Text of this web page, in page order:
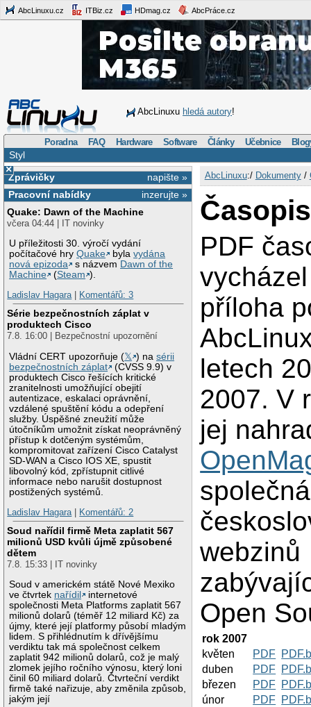
AbcLinuxu.cz ITBiz.cz HDmag.cz AbcPráce.cz
AbcLinuxu hledá autory!
Poradna FAQ Hardware Software Články Učebnice
Styl
×
napište »
Zprávičky
inzerujte »
Pracovní nabídky
Quake: Dawn of the Machine
včera 04:44 | IT novinky
U příležitosti 30. výročí vydání
počítačové hryQuake bylavydána
nová epizoda
s názvem Dawn of the
Machine
(Steam ).
Ladislav Hagara| Komentářů: 3
Série bezpečnostních záplat v
produktech Cisco
7.8. 16:00 | Bezpečnostní upozornění
Vládní CERT upozorňuje (𝕏 ) nasérii
bezpečnostních záplat
(CVSS 9.9) v
produktech Cisco řešících kritické
zranitelnosti umožňující obejití
autentizace, eskalaci oprávnění,
vzdálené spuštění kódu a odepření
služby. Úspěšné zneužití může
útočníkům umožnit získat neoprávněný
přístup k dotčeným systémům,
kompromitovat zařízení Cisco Catalyst
SD-WAN a Cisco IOS XE, spustit
libovolný kód, zpřístupnit citlivé
informace nebo narušit dostupnost
postižených systémů.
Ladislav Hagara| Komentářů: 2
Soud nařídil firmě Meta zaplatit 567
milionů USD kvůli újmě způsobené
dětem
7.8. 15:33 | IT novinky
Soud v americkém státě Nové Mexiko
ve čtvrtek nařídil
internetové
společnosti Meta Platforms zaplatit 567
milionů dolarů (téměř 12 miliard Kč) za
újmy, které její platformy působí mladým
lidem. S přihlédnutím k dřívějšímu
verdiktu tak má společnost celkem
zaplatit 942 milionů dolarů, což je malý
zlomek jejího ročního výnosu, který loni
činil 60 miliard dolarů. Čtvrteční verdikt
firmě také nařizuje, aby změnila způsob,
jakým její
AbcLinuxu:/ Dokumenty/
PDF
příloha
letech
2007. V
jej
webzinů
Open
rok 2007
květen
PDF
duben
PDF
březen
PDF
únor
PDF